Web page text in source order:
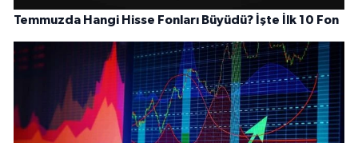
Temmuzda Hangi Hisse Fonları Büyüdü? İşte İlk 10 Fon